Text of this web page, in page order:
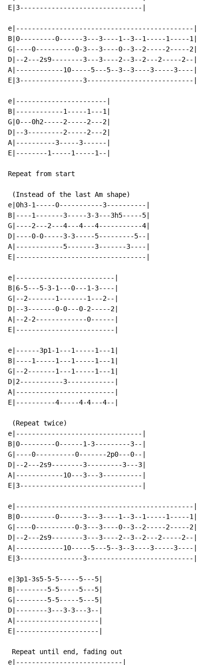
E|3-------------------------------|
e|---------------------------------------------|
B|0---------0------3---3----1--3--1-----1-----1|
G|----0----------0-3---3----0--3--2-----2-----2|
D|--2---2s9--------3---3----2--3--2---2-----2--|
A|------------10-----5---5--3--3----3-----3----|
E|3----------------3---------------------------|
e|-----------------------|
B|------------1-----1---1|
G|0---0h2-----2-----2---2|
D|--3---------2-----2---2|
A|----------3-----3------|
E|--------1-----1-----1--|
Repeat from start
(Instead of the last Am shape)
e|0h3-1-----0-----------3----------|
B|----1-------3-----3-3---3h5-----5|
G|----2---2---4---4---4-----------4|
D|----0-0-----3-3-----5---------5--|
A|------------5-------3-------3----|
E|---------------------------------|
e|-------------------------|
B|6-5---5-3-1---0---1-3----|
G|--2-------1-------1---2--|
D|--3-------0-0---0-2-----2|
A|--2-2-------------0------|
E|-------------------------|
e|------3p1-1---1-----1---1|
B|----1-----1---1-----1---1|
G|--2-------1---1-----1---1|
D|2-----------3------------|
A|-------------------------|
E|----------4-----4-4---4--|
(Repeat twice)
e|--------------------------------|
B|0---------0------1-3---------3--|
G|----0----------0-------2p0---0--|
D|--2---2s9--------3---------3---3|
A|------------10---3---3----------|
E|3-------------------------------|
e|---------------------------------------------|
B|0---------0------3---3----1--3--1-----1-----1|
G|----0----------0-3---3----0--3--2-----2-----2|
D|--2---2s9--------3---3----2--3--2---2-----2--|
A|------------10-----5---5--3--3----3-----3----|
E|3----------------3---------------------------|
e|3p1-3s5-5-5-----5---5|
B|--------5-5-----5---5|
G|--------5-5-----5---5|
D|--------3---3-3---3--|
A|---------------------|
E|---------------------|
Repeat until end, fading out
e|---------------------------|